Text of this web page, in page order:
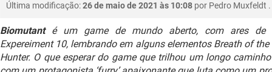
Última modificação:26 de maio de 2021 às 10:08 por Pedro Muxfeldt .
Biomutanté um game de mundo aberto, com ares de
Expereiment 10, lembrando em alguns elementos Breath of
Hunter. O que esperar do game que trilhou um longo